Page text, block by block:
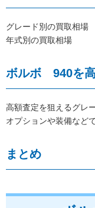
グレード別の買取相場
年式別の買取相場
ボルボ 940を高
高額査定を狙えるグレ
オプションや装備など
まとめ